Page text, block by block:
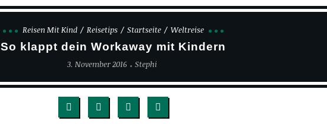
Reisen Mit Kind Reisetips Startseite Weltreise
So klappt dein Workaway mit Kindern
3. November 2016 Stephi